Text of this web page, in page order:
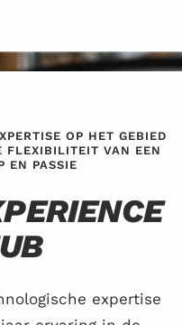
OP HET GEBIED
FLEXIBILITEIT VAN EEN
EN PASSIE
expertise